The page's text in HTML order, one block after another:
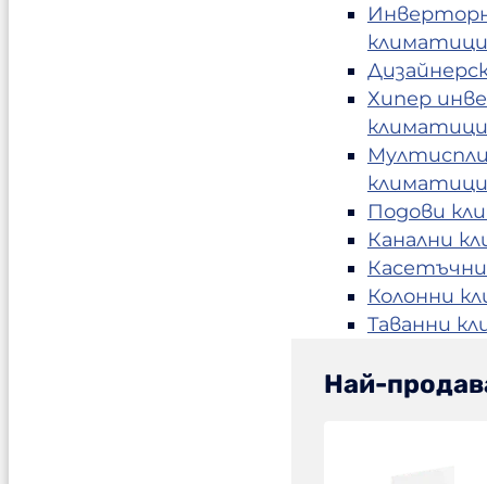
климатици
Хипер
климатици
климатици
Подови
Канални
Колонни
Таванни
Най-